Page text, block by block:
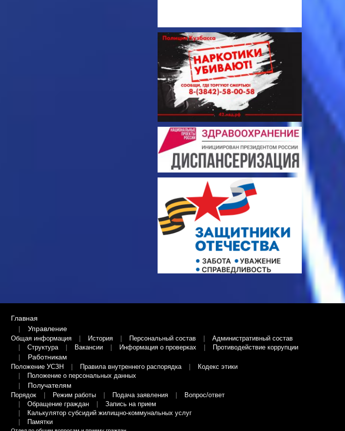
Главная
Управление
Общая информация История Персональный состав
Административный состав
Структура
Вакансии Информация о проверках Противодействие коррупции
Работникам
Положение УСЗН Правила внутреннего распорядка
Кодекс этики
Положение о персональных данных
Получателям
Порядок Режим работы Подача заявления
Вопрос/ответ
Обращение граждан
Запись на прием
Калькулятор субсидий жилищно-коммунальных услуг
Памятки